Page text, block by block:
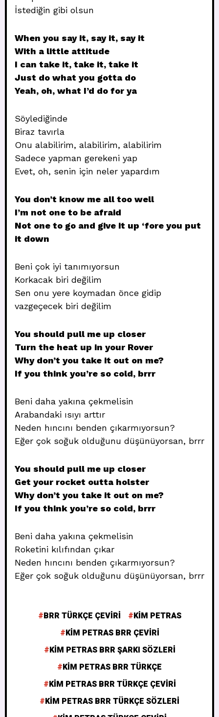
İstediğin gibi olsun
When you say it, say it, say it
With a little attitude
I can take it, take it, take it
Just do what you gotta do
Yeah, oh, what I’d do for ya
Söylediğinde
Biraz tavırla
Onu alabilirim, alabilirim, alabilirim
Sadece yapman gerekeni yap
Evet, oh, senin için neler yapardım
You don’t know me all too well
I’m not one to be afraid
Not one to go and give it up ‘fore you put
it down
Beni çok iyi tanımıyorsun
Korkacak biri değilim
Sen onu yere koymadan önce gidip
vazgeçecek biri değilim
You should pull me up closer
Turn the heat up in your Rover
Why don’t you take it out on me?
If you think you’re so cold, brrr
Beni daha yakına çekmelisin
Arabandaki ısıyı arttır
Neden hıncını benden çıkarmıyorsun?
Eğer çok soğuk olduğunu düşünüyorsan, brrr
You should pull me up closer
Get your rocket outta holster
Why don’t you take it out on me?
If you think you’re so cold, brrr
Beni daha yakına çekmelisin
Roketini kılıfından çıkar
Neden hıncını benden çıkarmıyorsun?
Eğer çok soğuk olduğunu düşünüyorsan, brrr
BRR TÜRKÇE ÇEVIRI
KIM PETRAS
KIM PETRAS BRR ÇEVIRI
KIM PETRAS BRR ŞARKI SÖZLERI
KIM PETRAS BRR TÜRKÇE
KIM PETRAS BRR TÜRKÇE ÇEVIRI
KIM PETRAS BRR TÜRKÇE SÖZLERI